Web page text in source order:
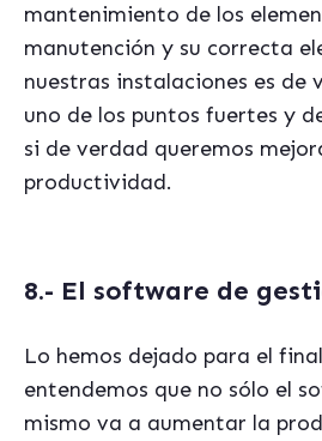
mantenimiento de los
manutención y su correcta
nuestras instalaciones es
uno de los puntos fuertes y
si de verdad queremos
productividad.
8.- El software de
Lo hemos dejado para el
entendemos que no sólo el
mismo va a aumentar la